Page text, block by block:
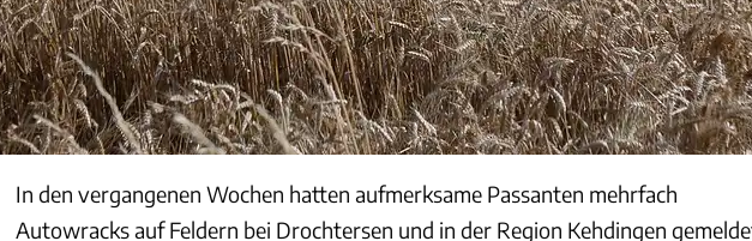
In den vergangenen Wochen hatten aufmerksame Passanten mehrfach
Autowracks auf Feldern bei Drochtersen und in der Region Kehdingen